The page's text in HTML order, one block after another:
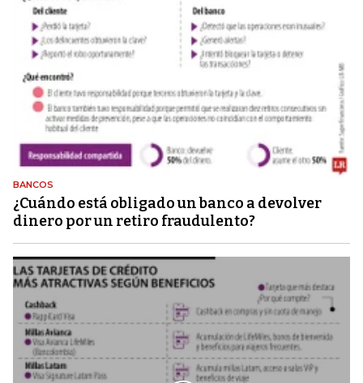
BANCOS
¿Cuándo está obligado un banco a devolver
dinero por un retiro fraudulento?